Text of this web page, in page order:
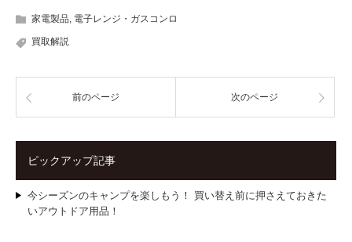
家電製品, 電子レンジ・ガスコンロ
買取解説
前のページ 次のページ
ピックアップ記事
今シーズンのキャンプを楽しもう！ 買い替え前に押さえておきた
いアウトドア用品！